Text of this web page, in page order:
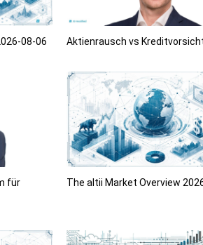
08-06 Aktienrausch vs
für
The altii Market Overview